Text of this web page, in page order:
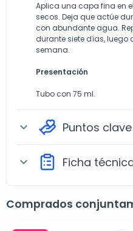
Aplica una capa fina en
secos. Deja que actúe
con abundante agua.
durante siete días, luego
semana.
Presentación
Tubo con 75 ml.
expand_more Puntos clave
expand_more Ficha
Comprados